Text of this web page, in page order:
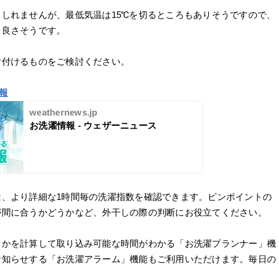
れませんが、最低気温は15℃を切るところもありそうですので、
さそうです。
けるものをご検討ください。
weathernews.jp
お洗濯情報 - ウェザーニュース
より詳細な1時間毎の洗濯指数を確認できます。ピンポイントの
に合うかどうかなど、外干しの際の判断にお役立てください。
を計算して取り込み可能な時間がわかる「お洗濯プランナー」機
らせする「お洗濯アラーム」機能もご利用いただけます。毎日の